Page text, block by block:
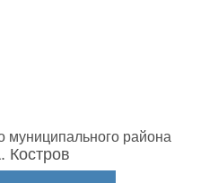
муниципального района
Костров